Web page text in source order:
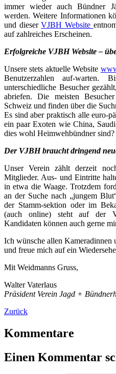
immer wieder auch Bündner
werden. Weitere Informationen
und dieserVJBH Website
auf zahlreiches Erscheinen.
Erfolgreiche VJBH Website –
Unsere stets aktuelle Website
Benutzerzahlen auf-warten.
unterschiedliche Besucher
abriefen. Die meisten
Schweiz und finden über die
Es sind aber praktisch alle euro-
ein paar Exoten wie China,
dies wohl Heimwehbündner sind?
Der VJBH braucht dringend
Unser Verein zählt derzeit
Mitglieder. Aus- und Eintritte
in etwa die Waage. Trotzdem
an der Suche nach „jungem
der Stamm-sektion oder im
(auch online) steht auf der
Kandidaten können auch gerne
Ich wünsche allen Kameradinnen
und freue mich auf ein
Mit Weidmanns Gruss,
Walter Vaterlaus
Präsident Verein Jagd +
Zurück
Kommentare
Einen Kommentar